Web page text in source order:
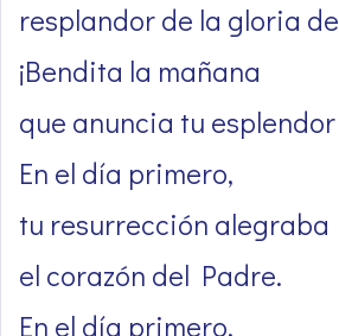
resplandor de la gloria
¡Bendita la mañana
que anuncia tu
En el día primero,
tu resurrección alegraba
el corazón del Padre.
En el día primero,